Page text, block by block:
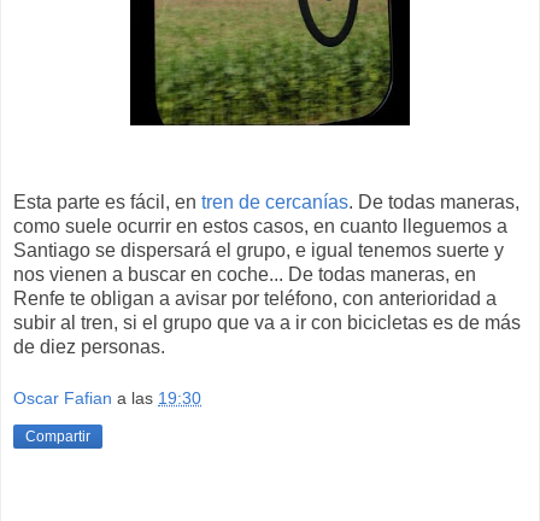
Esta parte es fácil, en tren de cercanías. De todas maneras,
como suele ocurrir en estos casos, en cuanto lleguemos a
Santiago se dispersará el grupo, e igual tenemos suerte y
nos vienen a buscar en coche... De todas maneras, en
Renfe te obligan a avisar por teléfono, con anterioridad a
subir al tren, si el grupo que va a ir con bicicletas es de más
de diez personas.
Oscar Fafian a las 19:30
Compartir